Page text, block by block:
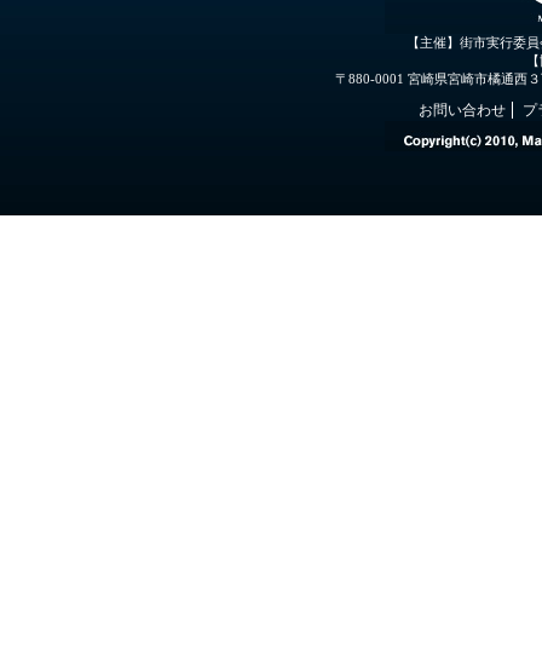
【主催】街市実行委
〒880-0001 宮崎県宮崎市橘通西
お問い合わせ プ